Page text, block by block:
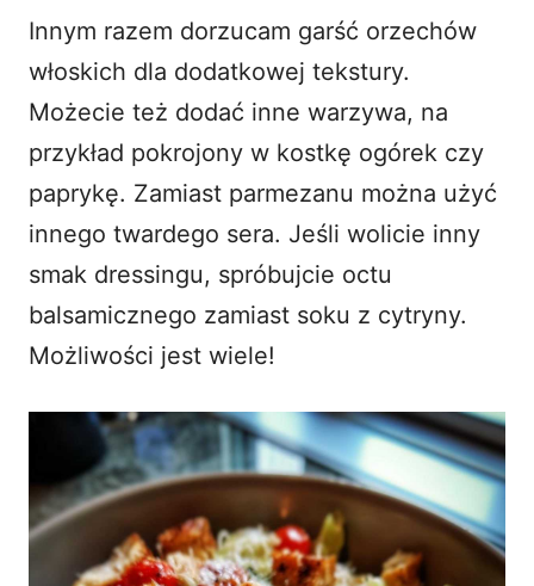
Innym razem dorzucam garść orzechów
włoskich dla dodatkowej tekstury.
Możecie też dodać inne warzywa, na
przykład pokrojony w kostkę ogórek czy
paprykę. Zamiast parmezanu można użyć
innego twardego sera. Jeśli wolicie inny
smak dressingu, spróbujcie octu
balsamicznego zamiast soku z cytryny.
Możliwości jest wiele!